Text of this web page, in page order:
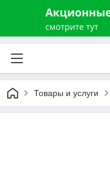
Товары и услуги